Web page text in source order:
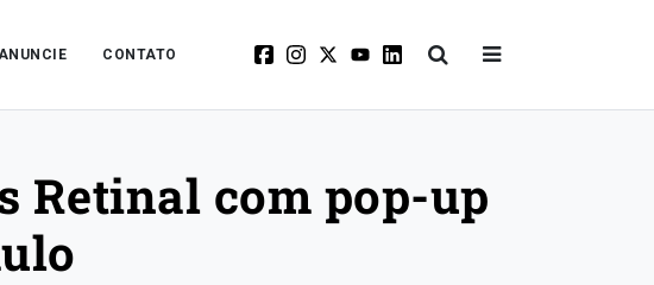
CONTATO
Retinal com pop-up